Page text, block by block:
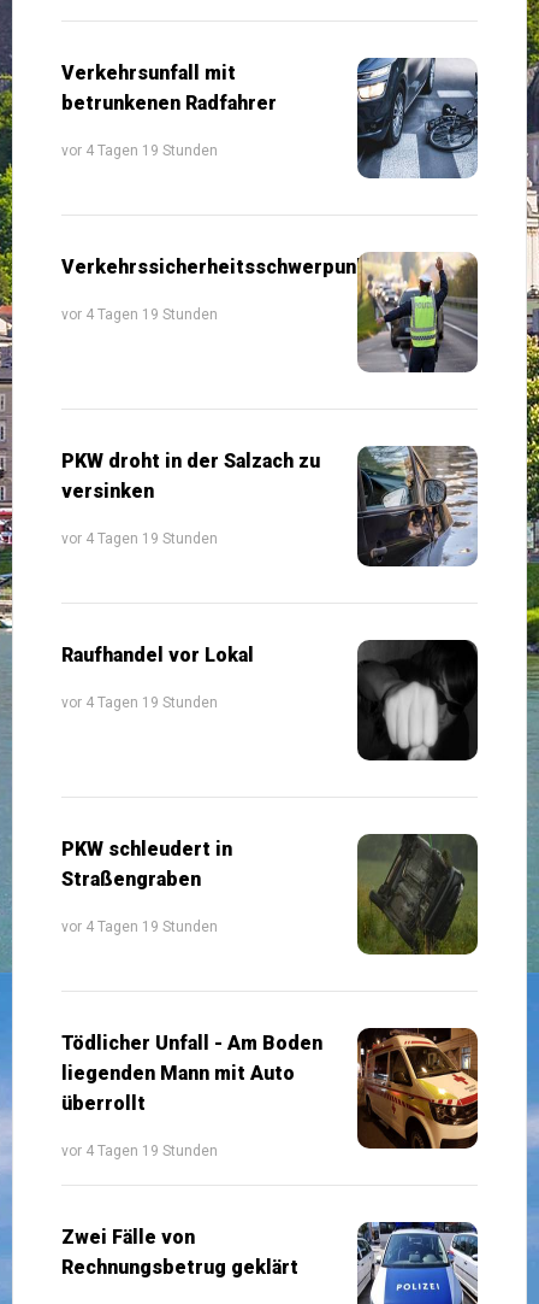
Verkehrsunfall mit
betrunkenen Radfahrer
vor 4 Tagen 19 Stunden
Verkehrssicherheitsschwerpunkte
vor 4 Tagen 19 Stunden
PKW droht in der Salzach zu
versinken
vor 4 Tagen 19 Stunden
Raufhandel vor Lokal
vor 4 Tagen 19 Stunden
PKW schleudert in
Straßengraben
vor 4 Tagen 19 Stunden
Tödlicher Unfall - Am Boden
liegenden Mann mit Auto
überrollt
vor 4 Tagen 19 Stunden
Zwei Fälle von
Rechnungsbetrug geklärt